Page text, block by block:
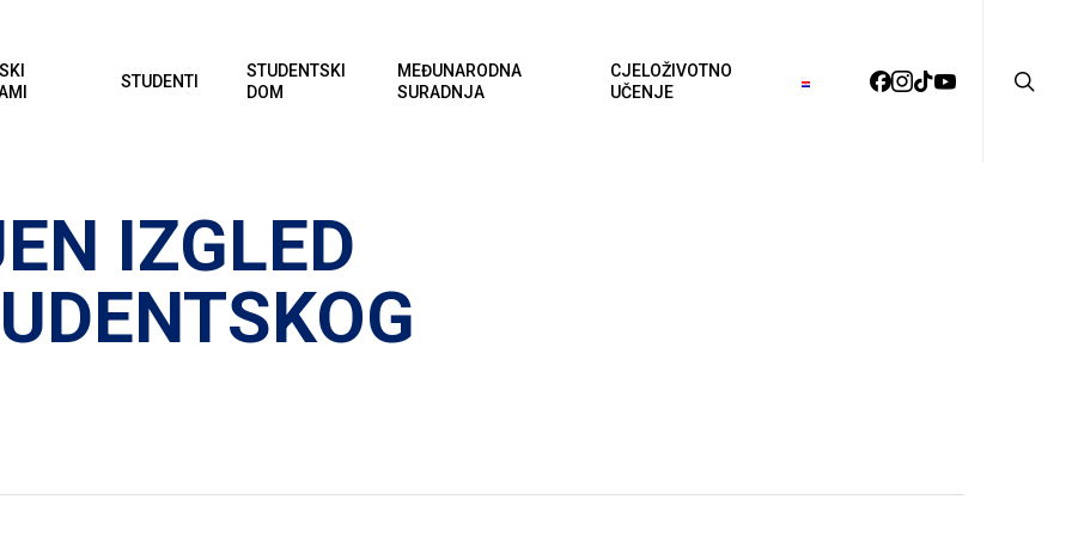
STUDENTI
STUDENTSKI
DOM
MEĐUNARODNA
SURADNJA
CJELOŽIVOTNO
UČENJE
FACEBOOK
INSTAGRAM
TIKTOKYOUTUBE
IZGLED